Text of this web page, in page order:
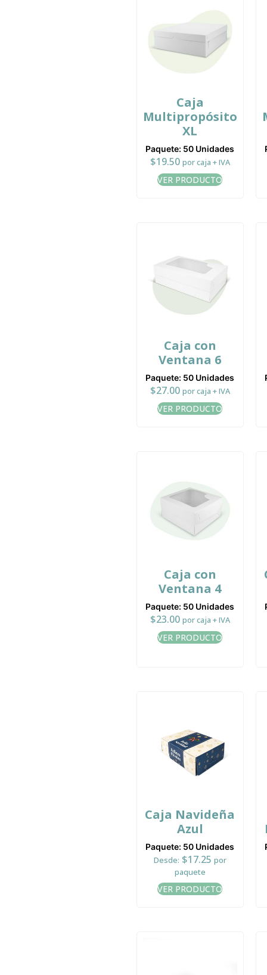
Caja
Multipropósito
XL
Paquete: 50 Unidades
$19.50 por caja + IVA
VER PRODUCTO
Caja con
Ventana 6
Paquete: 50 Unidades
$27.00 por caja + IVA
VER PRODUCTO
Caja con
Ventana 4
Paquete: 50 Unidades
$23.00 por caja + IVA
VER PRODUCTO
Caja Navideña
Azul
Paquete: 50 Unidades
Desde: $17.25 por
paquete
VER PRODUCTO